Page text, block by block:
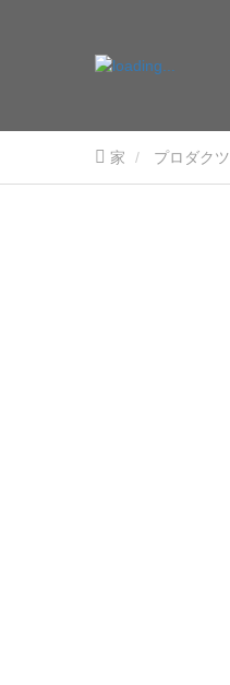
家 プロダクツ